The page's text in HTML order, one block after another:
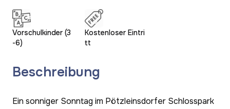
Vorschulkinder (3
-6)
Kostenloser Eintri
tt
Beschreibung
Ein sonniger Sonntag im Pötzleinsdorfer Schlosspark